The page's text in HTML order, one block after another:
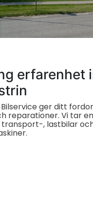
erfarenhet
Bilservice ger ditt
reparationer. Vi tar
transport-, lastbilar